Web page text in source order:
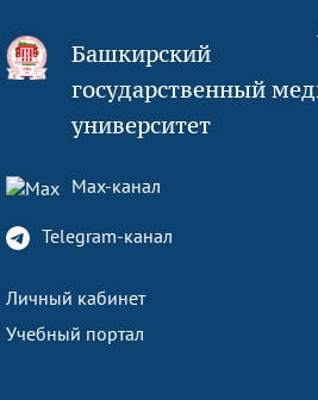
Башкирский
государственный
университет
Max-канал
Telegram-канал
Личный кабинет
Учебный портал